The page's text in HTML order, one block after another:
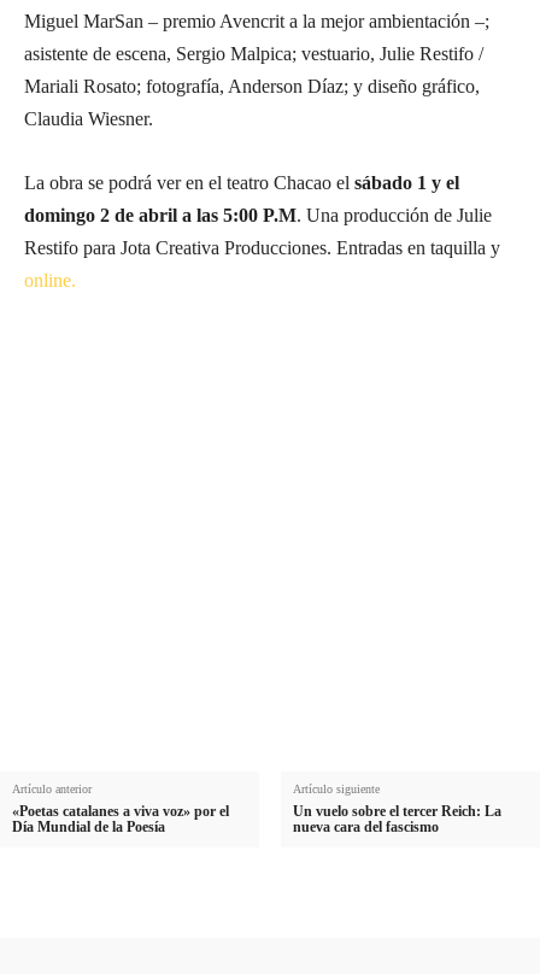
Miguel MarSan – premio Avencrit a la mejor ambientación –;
asistente de escena, Sergio Malpica; vestuario, Julie Restifo /
Mariali Rosato; fotografía, Anderson Díaz; y diseño gráfico,
Claudia Wiesner.
La obra se podrá ver en el teatro Chacao el sábado 1 y el
domingo 2 de abril a las 5:00 P.M. Una producción de Julie
Restifo para Jota Creativa Producciones. Entradas en taquilla y
online.
Artículo anterior
«Poetas catalanes a viva voz» por el
Día Mundial de la Poesía
Artículo siguiente
Un vuelo sobre el tercer Reich: La
nueva cara del fascismo